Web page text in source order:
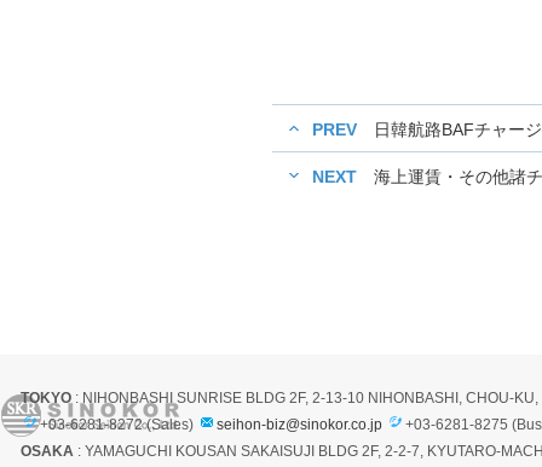
PREV 日韓航路BAFチャー
NEXT 海上運賃・その他諸
TOKYO : NIHONBASHI SUNRISE BLDG 2F, 2-13-10 NIHONBASHI, CHOU-
+03-6281-8272 (Sales)
seihon-biz@sinokor.co.jp
+03-6281-8275
OSAKA : YAMAGUCHI KOUSAN SAKAISUJI BLDG 2F, 2-2-7, KYUTARO-